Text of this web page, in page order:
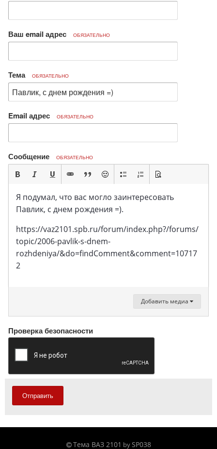
Ваш email адрес ОБЯЗАТЕЛЬНО
Тема ОБЯЗАТЕЛЬНО
Email адрес ОБЯЗАТЕЛЬНО
Сообщение ОБЯЗАТЕЛЬНО
Я подумал, что вас могло заинтересовать
Павлик, с днем рождения =).
https://vaz2101.spb.ru/forum/index.php?/forums/
topic/2006-pavlik-s-dnem-
rozhdeniya/&do=findComment&comment=10717
2
Добавить медиа
Проверка безопасности
Отправить
Тема ВАЗ 2101 by SP038